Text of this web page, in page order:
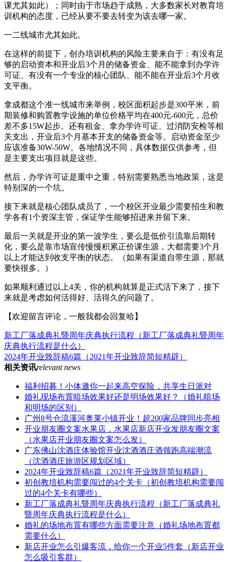
课尤其如此）；同时由于市场趋于成熟，大多数家长对教育培
训机构的态度，已经从要不要去转变为该去哪一家。
一二线城市尤其如此。
在这样的前提下，创办培训机构的风险主要来自于：有没有足
够的启动资本和开业后3个月的储备资金、能不能拿到办学许
可证、有没有一个专业的核心团队、能不能在开业后3个月收
支平衡。
拿成都这个准一线城市来举例，校区面积起步是300平米，前
期装修和购置教学设施的单位价格平均在400元-600元，总价
差不多15W起步。还有租金、拿办学许可证、过消防安检等相
关支出，开业后3个月基本开支的储备资金等。启动资金至少
应该准备30W-50W。各地情况不同，具体数据仅供参考，但
是主要支出项目就是这些。
然后，办学许可证是重中之重，特别需要熟悉当地政策，这是
特别深的一个坑。
接下来就是核心团队成员了，一个校区开业最少需要招生和教
学各有1个资深主管，保证学生能够招进来并留下来。
最后一关就是开业的第一波学生，要么是低价引流靠后期转
化，要么是靠市场宣传慢慢积累正价课生源，大都需要3个月
以上才能达到收支平衡的状态。（如果有渠道自带生源，那就
要快很多。）
如果顺利通过以上4关，你的机构就算是正式活下来了，接下
来就是考虑如何活得好、活得久的问题了。
【欢迎留言评论，一般我都会回复哈】
新工厂落成典礼暨周年庆典执行流程（新工厂落成典礼暨周年
庆典执行流程是什么）
2024年开业致辞稿6篇（2021年开业致辞简短精辟）
相关资讯relevant news
福利招募！小体邀你一起来高空探险，共享生日派对
婚礼现场布置暗场效果好还是明场效果好？（婚礼暗场
和明场的区别）
广州8号仓流溪河奥莱小镇开业！超200家品牌同步亮相
开业朋友圈文案水果店，水果店新店开业发朋友圈文案
（水果店开业朋友圈文案怎么发）
广东佛山沈酒庄体验馆开业沈酒酒庄酒领跑高端潮流
（沈酒酒庄旅游区规划区域）
2024年开业致辞稿6篇（2021年开业致辞简短精辟）
初创教培机构需要闯过的4个关卡（初创教培机构需要闯
过的4个关卡有哪些）
新工厂落成典礼暨周年庆典执行流程（新工厂落成典礼
暨周年庆典执行流程是什么）
婚礼的场地布置有哪些方面需要注意（婚礼场地布置都
需要什么）
新店开业怎么引爆客流，给你一个开业5件套（新店开业
怎么吸引客群）